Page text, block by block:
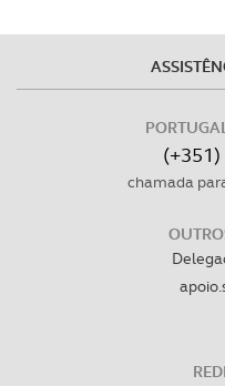
(+351)
chamada